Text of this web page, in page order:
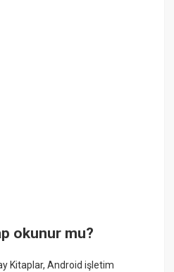
okunur mu?
Kitaplar, Android işletim